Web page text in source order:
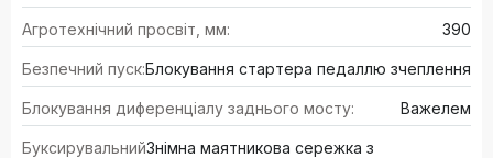
Агротехнічний просвіт, мм: 390
Безпечний пуск:Блокування стартера педаллю зчеплення
Блокування диференціалу заднього мосту: Важелем
БуксирувальнийЗнімна маятникова сережка з